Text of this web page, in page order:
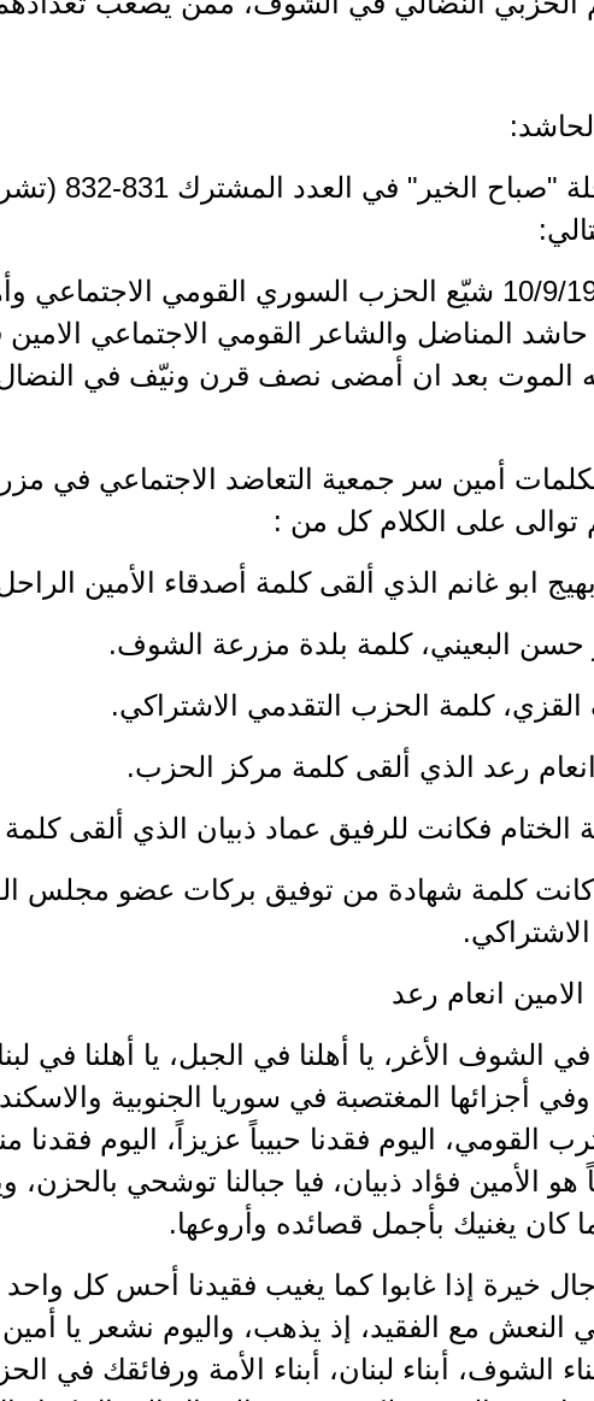
قالت مجلة
" في 10/9/1995 شيّع الحزب السوري القومي
المناضل والشاعر القومي الاجتماعي الامين
الموت بعد ان أمضى نصف قرن ونيّف في النضال
أمين سر جمعية التعاضد الاجتماعي في
توالى على الكلام كل من :
ابو غانم الذي ألقى كلمة أصدقاء الأمين
حسن البعيني، كلمة بلدة مزرعة الشوف.
كلمة الحزب التقدمي الاشتراكي.
انعام رعد الذي ألقى كلمة مركز الحزب.
الختام فكانت للرفيق عماد ذبيان الذي ألقى كلمة
كانت كلمة شهادة من توفيق بركات عضو مجلس
انعام رعد
في الشوف الأغر، يا أهلنا في الجبل، يا أهلنا في
وفي أجزائها المغتصبة في سوريا الجنوبية
القومي، اليوم فقدنا حبيباً عزيزاً، اليوم فقدنا
هو الأمين فؤاد ذبيان، فيا جبالنا توشحي بالحزن،
كان يغنيك بأجمل قصائده وأروعها.
خيرة إذا غابوا كما يغيب فقيدنا أحس كل واحد
النعش مع الفقيد، إذ يذهب، واليوم نشعر يا أمين
الشوف، أبناء لبنان، أبناء الأمة ورفائقك في